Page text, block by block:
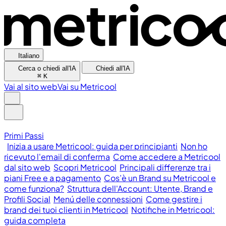
Italiano
Cerca o chiedi all'IA
⌘ K
Chiedi all'IA
Vai al sito webVai su Metricool
Primi Passi
Inizia a usare Metricool: guida per principianti Non ho
ricevuto l'email di conferma Come accedere a Metricool
dal sito web Scopri Metricool Principali differenze tra i
piani Free e a pagamento Cos’è un Brand su Metricool e
come funziona? Struttura dell'Account: Utente, Brand e
Profili Social Menú delle connessioni Come gestire i
brand dei tuoi clienti in Metricool Notifiche in Metricool:
guida completa